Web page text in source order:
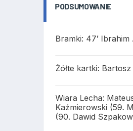
PODSUMOWANIE
Bramki: 47’ Ibrahim
Żółte kartki:
Wiara Lecha:
Kaźmierowski (59.
(90. Dawid